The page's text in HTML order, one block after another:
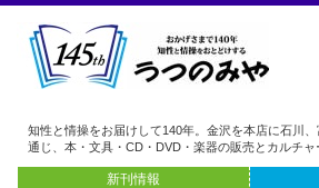
知性と情操をお届けして140年。金沢を本店に石川
通じ、本・文具・CD・DVD・楽器の販売とカルチャ
新刊情報